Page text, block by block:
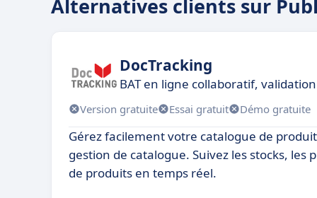
Alternatives clients sur
DocTracking
BAT en ligne collaboratif,
Version gratuite Essai gratuit Démo gratuite
Gérez facilement votre catalogue de
gestion de catalogue. Suivez les stocks, les
de produits en temps réel.